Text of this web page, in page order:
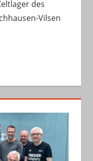
des
Vilsen